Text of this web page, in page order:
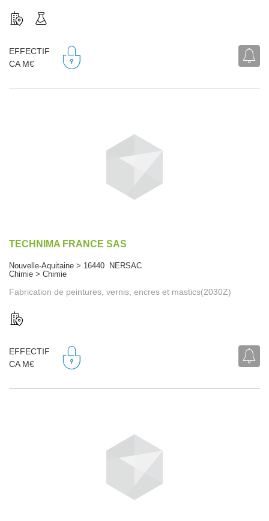
EFFECTIF
CA M€
TECHNIMA FRANCE SAS
Nouvelle-Aquitaine > 16440 NERSAC
Chimie > Chimie
Fabrication de peintures, vernis, encres et mastics(2030Z)
EFFECTIF
CA M€